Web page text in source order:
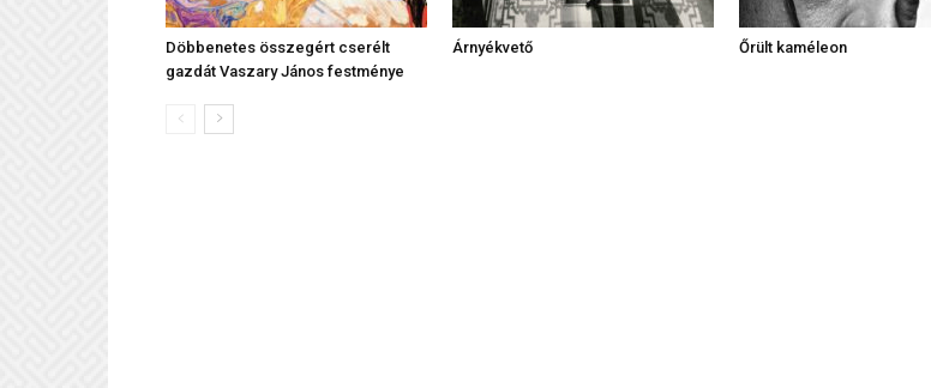
Döbbenetes összegért cserélt
gazdát Vaszary János festménye
Árnyékvető Őrült kaméleon